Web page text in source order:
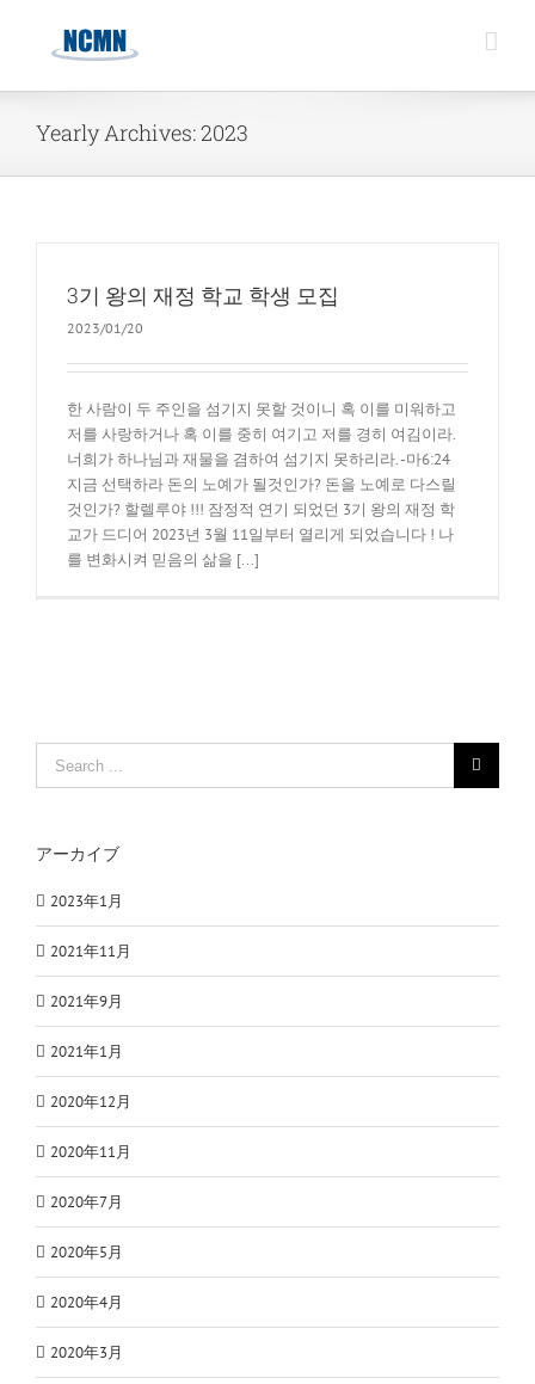
Yearly Archives:2023
3기 왕의 재정 학교 학생 모집
2023/01/20
한 사람이 두 주인을 섬기지 못할 것이니 혹 이를 미워하고
저를 사랑하거나 혹 이를 중히 여기고 저를 경히 여김이라.
너희가 하나님과 재물을 겸하여 섬기지 못하리라. -마6:24
지금 선택하라 돈의 노예가 될것인가? 돈을 노예로 다스릴
것인가? 할렐루야 !!! 잠정적 연기 되었던 3기 왕의 재정 학
교가 드디어 2023년 3월 11일부터 열리게 되었습니다 ! 나
를 변화시켜 믿음의 삶을 [...]
アーカイブ
2023年1月
2021年11月
2021年9月
2021年1月
2020年12月
2020年11月
2020年7月
2020年5月
2020年4月
2020年3月